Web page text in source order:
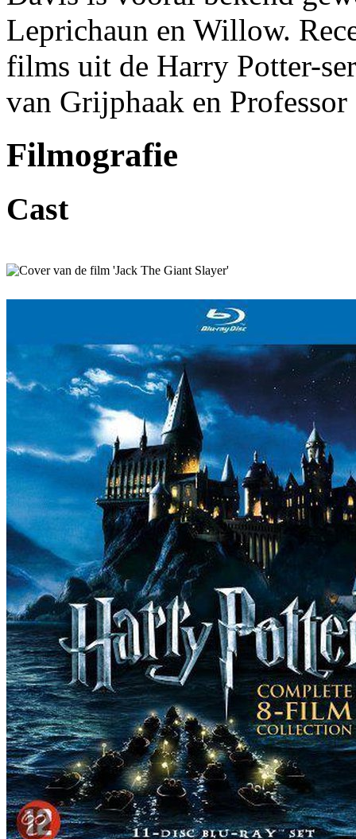
Leprichaun en Willow.
films uit de Harry Potter-
van Grijphaak en
Filmografie
Cast